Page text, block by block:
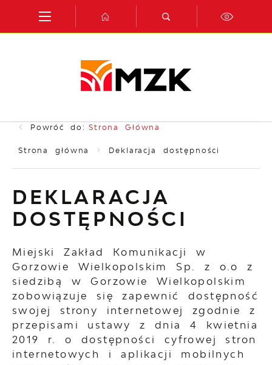
Przejdź do menu.
Przejdź do wyszukiwarki.
Przejdź do treści.
Przejdź do ustawień wielkości czcionki.
Włącz wersję kontrastową strony.
Powróć do: Strona Główna
Strona główna Deklaracja dostępności
DEKLARACJA
DOSTĘPNOŚCI
Miejski Zakład Komunikacji w
Gorzowie Wielkopolskim Sp. z o.o z
siedzibą w Gorzowie Wielkopolskim
zobowiązuje się zapewnić dostępność
swojej strony internetowej
zgodnie z
przepisami ustawy z dnia 4 kwietnia
2019 r. o dostępności cyfrowej stron
internetowych i aplikacji mobilnych